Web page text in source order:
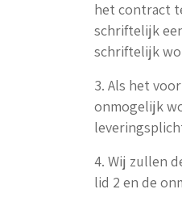
het contract
schriftelijk
schriftelijk
3. Als het
onmogelijk
4. Wij zullen
lid 2 en de